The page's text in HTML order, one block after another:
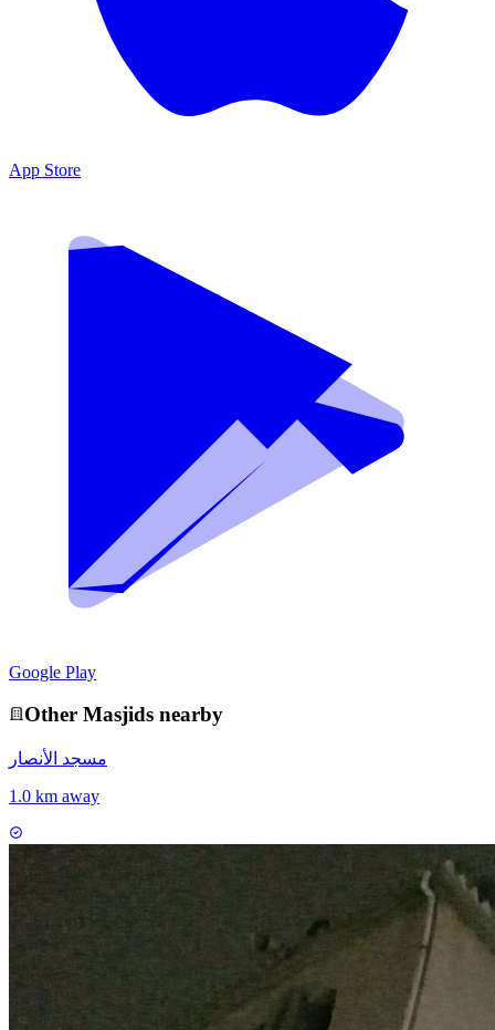
App Store
Google Play
Other Masjids nearby
مسجد الأنصار
1.0 km away